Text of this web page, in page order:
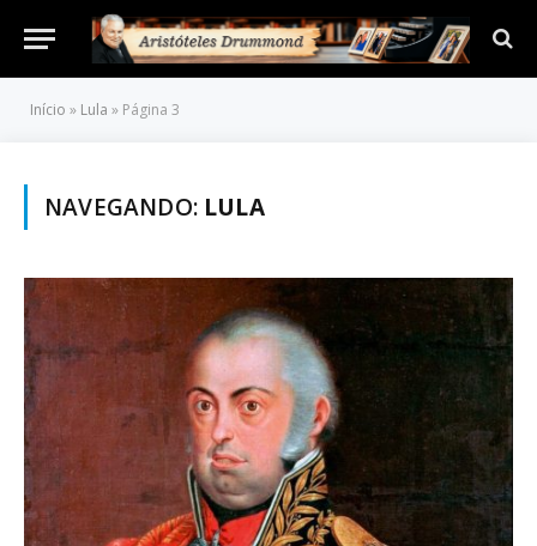
Início » Lula » Página 3
NAVEGANDO: LULA